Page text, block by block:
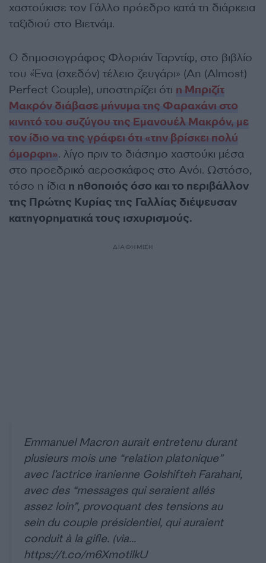
χαστούκισε τον Γάλλο πρόεδρο κατά τη διάρκεια
ταξιδιού στο Βιετνάμ.
Ο δημοσιογράφος Φλοριάν Ταρντίφ, στο βιβλίο
του «Ένα (σχεδόν) τέλειο ζευγάρι» (An (Almost)
Perfect Couple), υποστηρίζει ότι η Μπριζίτ
Μακρόν διάβασε μήνυμα της Φαραχάνι στο
κινητό του συζύγου της Εμανουέλ Μακρόν, με
τον ίδιο να της γράφει ότι «την βρίσκει πολύ
όμορφη». λίγο πριν το διάσημο χαστούκι μέσα
στο προεδρικό αεροσκάφος στο Ανόι. Ωστόσο,
τόσο η ίδια η ηθοποιός όσο και το περιβάλλον
της Πρώτης Κυρίας της Γαλλίας διέψευσαν
κατηγορηματικά τους ισχυρισμούς.
ΔΙΑΦΗΜΙΣΗ
Emmanuel Macron aurait entretenu durant
plusieurs mois une “relation platonique”
avec l’actrice iranienne Golshifteh Farahani,
avec des “messages qui seraient allés
assez loin”, provoquant des tensions au
sein du couple présidentiel, qui auraient
conduit à la gifle. (via…
https://t.co/m6XmotilkU